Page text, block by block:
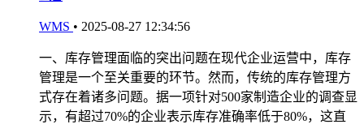
WMS • 2025-08-27 12:34:56
一、库存管理面临的突出问题在现代企业运营中，库存
管理是一个至关重要的环节。然而，传统的库存管理方
式存在着诸多问题。据一项针对500家制造企业的调查显
示，有超过70%的企业表示库存准确率低于80%，这直